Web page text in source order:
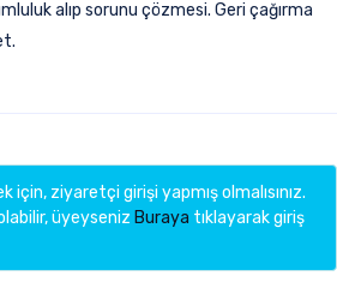
alıp sorunu çözmesi. Geri çağırma
için, ziyaretçi girişi yapmış olmalısınız.
üyeyseniz Buraya tıklayarak giriş